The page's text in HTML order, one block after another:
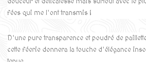
douceur et délicatesse mais surtout avec le
fées qui me l'ont transmis !
D'une pure transparence et poudré de
cette féerie donnera la touche d'élégance